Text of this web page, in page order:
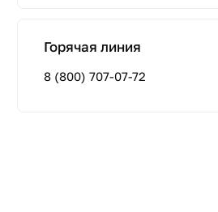
Горячая линия
8 (800) 707-07-72